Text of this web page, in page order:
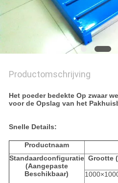
Productomschrijving
Het poeder bedekte Op zwaar
voor de Opslag van het
Snelle Details:
Productnaam
Standaardconfiguratie
(Aangepaste
Beschikbaar)
Grootte